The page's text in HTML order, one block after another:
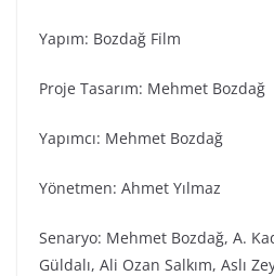
Yapım: Bozdağ Fi̇lm
Proje Tasarım: Mehmet Bozdağ
Yapımcı: Mehmet Bozdağ
Yönetmen: Ahmet Yılmaz
Senaryo: Mehmet Bozdağ, A.
Güldalı, Ali Ozan Salkım, Aslı